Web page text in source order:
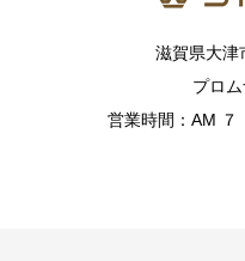
滋賀県大津
プロ
営業時間：AM ７